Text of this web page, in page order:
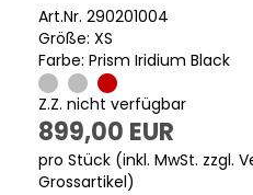
Art.Nr. 290201004
Größe: XS
Farbe: Prism Iridium Black
Z.Z. nicht verfügbar
899,00 EUR
pro Stück (inkl. MwSt. zzgl.
Grossartikel)